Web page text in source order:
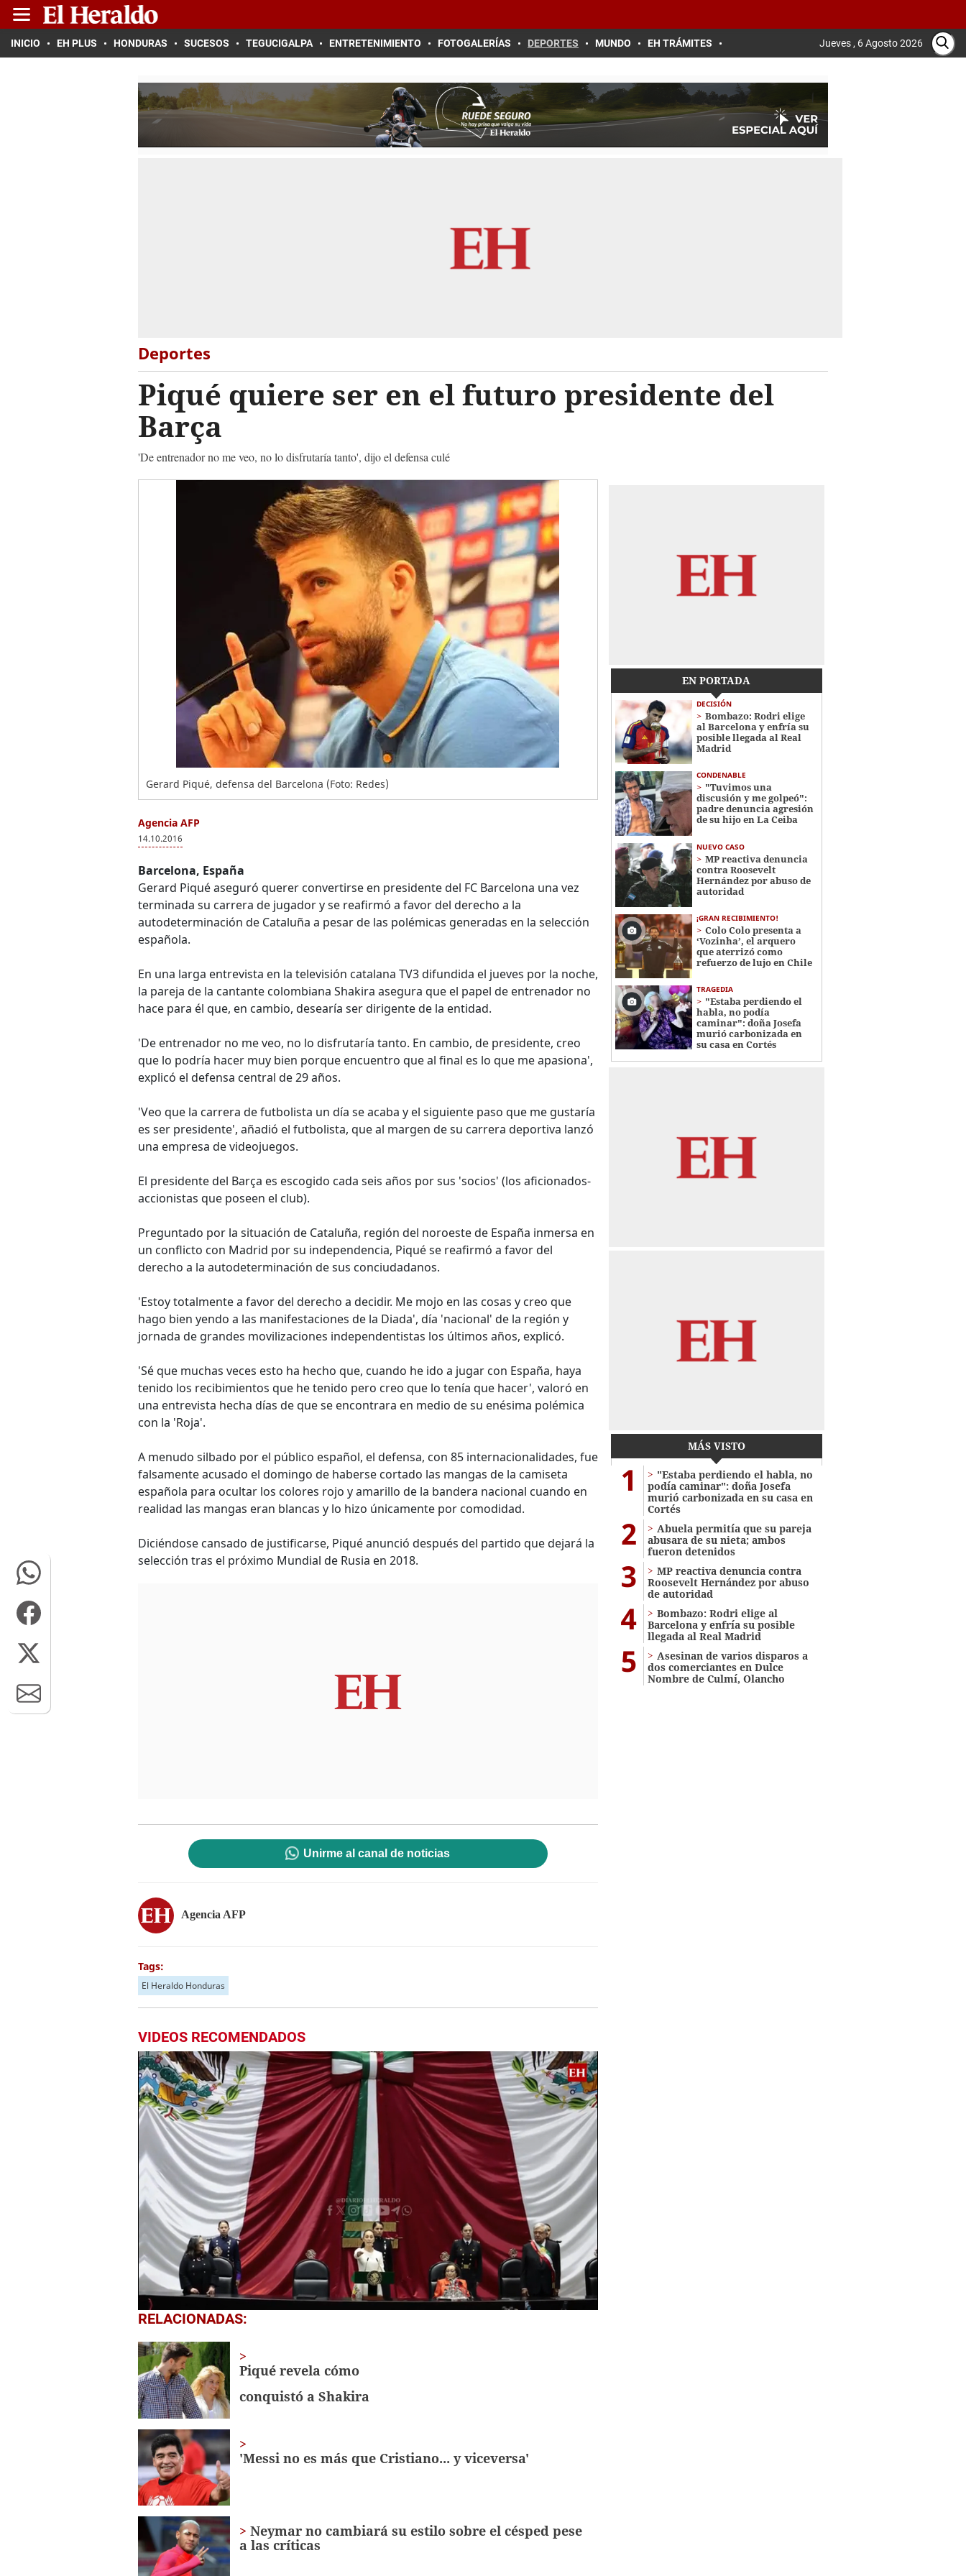
INICIO EH PLUS HONDURAS SUCESOS TEGUCIGALPA ENTRETENIMIENTO FOTOGALERÍAS DEPORTES MUNDO EH TRÁMITES Jueves , 6 Agosto 2026
Deportes
Piqué quiere ser en el futuro presidente del
Barça
'De entrenador no me veo, no lo disfrutaría tanto', dijo el defensa culé
Gerard Piqué, defensa del Barcelona (Foto: Redes)
Agencia AFP
14.10.2016
Barcelona, España
Gerard Piqué aseguró querer convertirse en presidente del FC Barcelona una vez
terminada su carrera de jugador y se reafirmó a favor del derecho a la
autodeterminación de Cataluña a pesar de las polémicas generadas en la selección
española.
En una larga entrevista en la televisión catalana TV3 difundida el jueves por la noche,
la pareja de la cantante colombiana Shakira asegura que el papel de entrenador no
hace para él que, en cambio, desearía ser dirigente de la entidad.
'De entrenador no me veo, no lo disfrutaría tanto. En cambio, de presidente, creo
que lo podría hacer muy bien porque encuentro que al final es lo que me apasiona',
explicó el defensa central de 29 años.
'Veo que la carrera de futbolista un día se acaba y el siguiente paso que me gustaría
es ser presidente', añadió el futbolista, que al margen de su carrera deportiva lanzó
una empresa de videojuegos.
El presidente del Barça es escogido cada seis años por sus 'socios' (los aficionados-
accionistas que poseen el club).
Preguntado por la situación de Cataluña, región del noroeste de España inmersa en
un conflicto con Madrid por su independencia, Piqué se reafirmó a favor del
derecho a la autodeterminación de sus conciudadanos.
'Estoy totalmente a favor del derecho a decidir. Me mojo en las cosas y creo que
hago bien yendo a las manifestaciones de la Diada', día 'nacional' de la región y
jornada de grandes movilizaciones independentistas los últimos años, explicó.
'Sé que muchas veces esto ha hecho que, cuando he ido a jugar con España, haya
tenido los recibimientos que he tenido pero creo que lo tenía que hacer', valoró en
una entrevista hecha días de que se encontrara en medio de su enésima polémica
con la 'Roja'.
A menudo silbado por el público español, el defensa, con 85 internacionalidades, fue
falsamente acusado el domingo de haberse cortado las mangas de la camiseta
española para ocultar los colores rojo y amarillo de la bandera nacional cuando en
realidad las mangas eran blancas y lo hizo únicamente por comodidad.
Diciéndose cansado de justificarse, Piqué anunció después del partido que dejará la
selección tras el próximo Mundial de Rusia en 2018.
Unirme al canal de noticias
Agencia AFP
Tags:
El Heraldo Honduras
VIDEOS RECOMENDADOS
0
seconds
1
minute,
51
secondsVolume
0%
RELACIONADAS:
Piqué revela cómo
conquistó a Shakira
'Messi no es más que Cristiano... y viceversa'
Neymar no cambiará su estilo sobre el césped pese
a las críticas
EN PORTADA
DECISIÓN
Bombazo: Rodri elige
al Barcelona y enfría su
posible llegada al Real
Madrid
CONDENABLE
"Tuvimos una
discusión y me golpeó":
padre denuncia agresión
de su hijo en La Ceiba
NUEVO CASO
MP reactiva denuncia
contra Roosevelt
Hernández por abuso de
autoridad
¡GRAN RECIBIMIENTO!
Colo Colo presenta a
‘Vozinha’, el arquero
que aterrizó como
refuerzo de lujo en Chile
TRAGEDIA
"Estaba perdiendo el
habla, no podía
caminar": doña Josefa
murió carbonizada en
su casa en Cortés
MÁS VISTO
1
"Estaba perdiendo el habla, no
podía caminar": doña Josefa
murió carbonizada en su casa en
Cortés
2
Abuela permitía que su pareja
abusara de su nieta; ambos
fueron detenidos
3
MP reactiva denuncia contra
Roosevelt Hernández por abuso
de autoridad
4
Bombazo: Rodri elige al
Barcelona y enfría su posible
llegada al Real Madrid
5
Asesinan de varios disparos a
dos comerciantes en Dulce
Nombre de Culmí, Olancho